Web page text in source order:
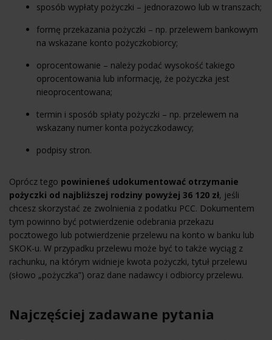
sposób wypłaty pożyczki – jednorazowo lub w transzach;
formę przekazania pożyczki – np. przelewem bankowym
na wskazane konto pożyczkobiorcy;
oprocentowanie – należy podać wysokość takiego
oprocentowania lub informację, że pożyczka jest
nieoprocentowana;
termin i sposób spłaty pożyczki – np. przelewem na
wskazany numer konta pożyczkodawcy;
podpisy stron.
Oprócz tego powinieneś udokumentować otrzymanie
pożyczki od najbliższej rodziny powyżej 36 120 zł, jeśli
chcesz skorzystać ze zwolnienia z podatku PCC. Dokumentem
tym powinno być potwierdzenie odebrania przekazu
pocztowego lub potwierdzenie przelewu na konto w banku lub
SKOK-u. W przypadku przelewu może być to także wyciąg z
rachunku, na którym widnieje kwota pożyczki, tytuł przelewu
(słowo „pożyczka”) oraz dane nadawcy i odbiorcy przelewu.
Najczęściej zadawane pytania